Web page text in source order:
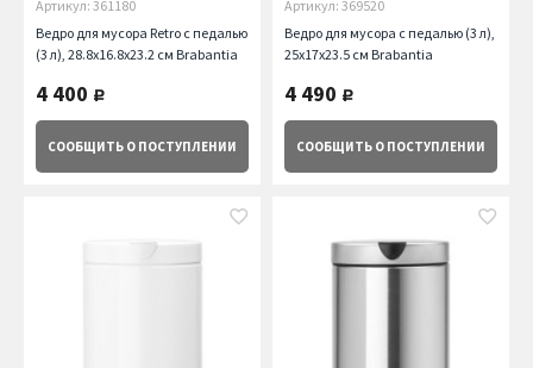
Артикул: 361180
Ведро для мусора Retro с педалью
(3 л), 28.8х16.8х23.2 см Brabantia
4 400 руб.
СООБЩИТЬ О ПОСТУПЛЕНИИ
Артикул: 369520
Ведро для мусора с педалью (3 л),
25х17х23.5 см Brabantia
4 490 руб.
СООБЩИТЬ О ПОСТУПЛЕНИИ